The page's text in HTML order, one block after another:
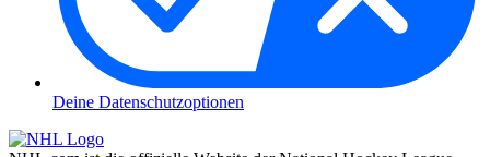
Deine Datenschutzoptionen